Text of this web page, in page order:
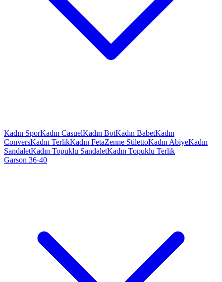
Kadın SporKadın CasuelKadın BotKadın BabetKadın
ConversKadın TerlikKadın FetaZenne StilettoKadın AbiyeKadın
SandaletKadın Topuklu SandaletKadın Topuklu Terlik
Garson 36-40